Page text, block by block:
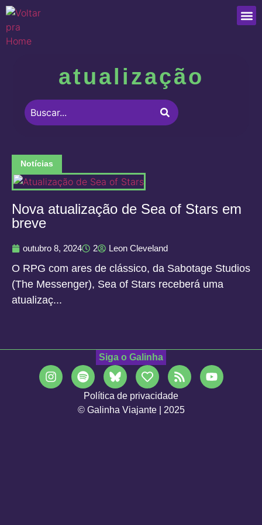
atualização
Notícias
Nova atualização de Sea of Stars em
breve
outubro 8, 2024 2 Leon Cleveland
O RPG com ares de clássico, da Sabotage Studios
(The Messenger), Sea of Stars receberá uma
atualizaç...
Siga o Galinha
Política de privacidade
© Galinha Viajante | 2025